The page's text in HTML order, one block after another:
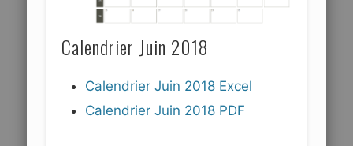
Calendrier Juin 2018
Calendrier Juin 2018 Excel
Calendrier Juin 2018 PDF